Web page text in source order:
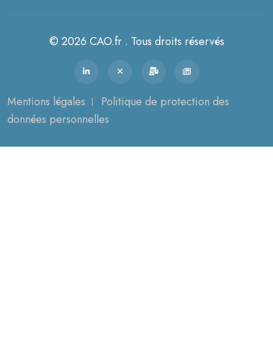
© 2026 CAO.fr . Tous droits réservés
Mentions légales
Politique de protection des
données personnelles